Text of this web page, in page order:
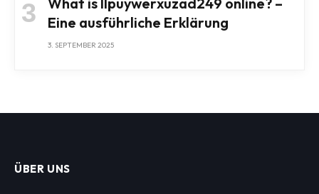
Eine ausführliche Erklärung
3. SEPTEMBER 2025
ÜBER UNS